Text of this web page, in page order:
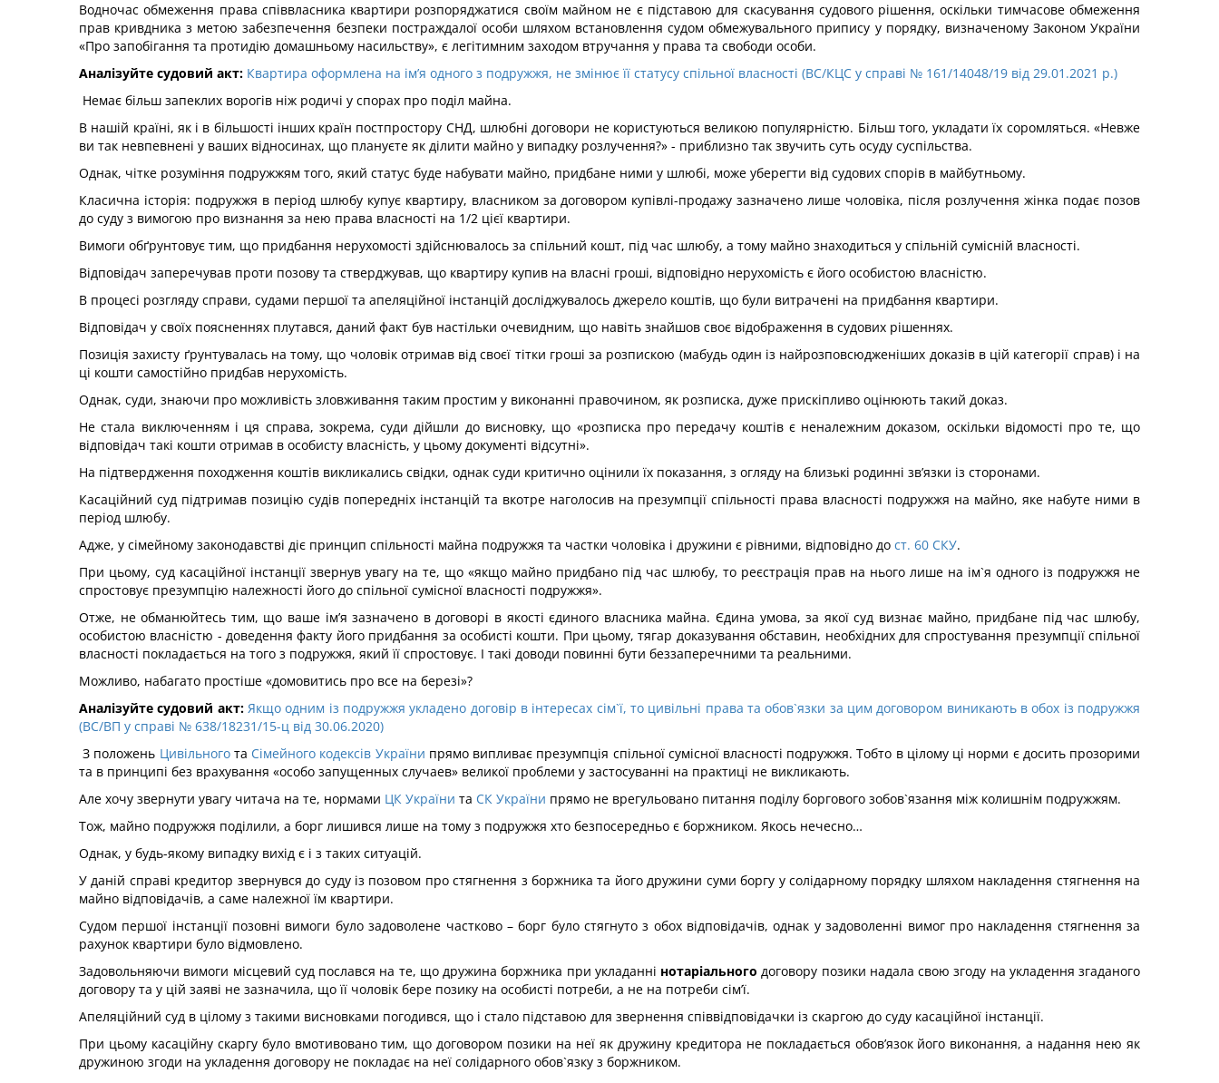
Водночас обмеження права співвласника квартири розпоряджатися своїм майном не є підставою для скасування судового рішення, оскільки тимчасове обмеження
прав кривдника з метою забезпечення безпеки постраждалої особи шляхом встановлення судом обмежувального припису у порядку, визначеному Законом України
«Про запобігання та протидію домашньому насильству», є легітимним заходом втручання у права та свободи особи.
Аналізуйте судовий акт: Квартира оформлена на ім’я одного з подружжя, не змінює її статусу спільної власності (ВС/КЦС у справі № 161/14048/19 від 29.01.2021 р.)
Немає більш запеклих ворогів ніж родичі у спорах про поділ майна.
В нашій країні, як і в більшості інших країн постпростору СНД, шлюбні договори не користуються великою популярністю. Більш того, укладати їх соромляться. «Невже
ви так невпевнені у ваших відносинах, що плануєте як ділити майно у випадку розлучення?» - приблизно так звучить суть осуду суспільства.
Однак, чітке розуміння подружжям того, який статус буде набувати майно, придбане ними у шлюбі, може уберегти від судових спорів в майбутньому.
Класична історія: подружжя в період шлюбу купує квартиру, власником за договором купівлі-продажу зазначено лише чоловіка, після розлучення жінка подає позов
до суду з вимогою про визнання за нею права власності на 1/2 цієї квартири.
Вимоги обґрунтовує тим, що придбання нерухомості здійснювалось за спільний кошт, під час шлюбу, а тому майно знаходиться у спільній сумісній власності.
Відповідач заперечував проти позову та стверджував, що квартиру купив на власні гроші, відповідно нерухомість є його особистою власністю.
В процесі розгляду справи, судами першої та апеляційної інстанцій досліджувалось джерело коштів, що були витрачені на придбання квартири.
Відповідач у своїх поясненнях плутався, даний факт був настільки очевидним, що навіть знайшов своє відображення в судових рішеннях.
Позиція захисту ґрунтувалась на тому, що чоловік отримав від своєї тітки гроші за розпискою (мабудь один із найрозповсюдженіших доказів в цій категорії справ) і на
ці кошти самостійно придбав нерухомість.
Однак, суди, знаючи про можливість зловживання таким простим у виконанні правочином, як розписка, дуже прискіпливо оцінюють такий доказ.
Не стала виключенням і ця справа, зокрема, суди дійшли до висновку, що «розписка про передачу коштів є неналежним доказом, оскільки відомості про те, що
відповідач такі кошти отримав в особисту власність, у цьому документі відсутні».
На підтвердження походження коштів викликались свідки, однак суди критично оцінили їх показання, з огляду на близькі родинні зв’язки із сторонами.
Касаційний суд підтримав позицію судів попередніх інстанцій та вкотре наголосив на презумпції спільності права власності подружжя на майно, яке набуте ними в
період шлюбу.
Адже, у сімейному законодавстві діє принцип спільності майна подружжя та частки чоловіка і дружини є рівними, відповідно до ст. 60 СКУ.
При цьому, суд касаційної інстанції звернув увагу на те, що «якщо майно придбано під час шлюбу, то реєстрація прав на нього лише на ім`я одного із подружжя не
спростовує презумпцію належності його до спільної сумісної власності подружжя».
Отже, не обманюйтесь тим, що ваше ім’я зазначено в договорі в якості єдиного власника майна. Єдина умова, за якої суд визнає майно, придбане під час шлюбу,
особистою власністю - доведення факту його придбання за особисті кошти. При цьому, тягар доказування обставин, необхідних для спростування презумпції спільної
власності покладається на того з подружжя, який її спростовує. І такі доводи повинні бути беззаперечними та реальними.
Можливо, набагато простіше «домовитись про все на березі»?
Аналізуйте судовий акт: Якщо одним із подружжя укладено договір в інтересах сім`ї, то цивільні права та обов`язки за цим договором виникають в обох із подружжя
(ВС/ВП у справі № 638/18231/15-ц від 30.06.2020)
З положень Цивільногота Сімейного кодексів України прямо випливає презумпція спільної сумісної власності подружжя. Тобто в цілому ці норми є досить прозорими
та в принципі без врахування «особо запущенных случаев» великої проблеми у застосуванні на практиці не викликають.
Але хочу звернути увагу читача на те, нормами ЦК України та СК України прямо не врегульовано питання поділу боргового зобов`язання між колишнім подружжям.
Тож, майно подружжя поділили, а борг лишився лише на тому з подружжя хто безпосередньо є боржником. Якось нечесно…
Однак, у будь-якому випадку вихід є і з таких ситуацій.
У даній справі кредитор звернувся до суду із позовом про стягнення з боржника та його дружини суми боргу у солідарному порядку шляхом накладення стягнення на
майно відповідачів, а саме належної їм квартири.
Судом першої інстанції позовні вимоги було задоволене частково – борг було стягнуто з обох відповідачів, однак у задоволенні вимог про накладення стягнення за
рахунок квартири було відмовлено.
Задовольняючи вимоги місцевий суд послався на те, що дружина боржника при укладанні нотаріального договору позики надала свою згоду на укладення згаданого
договору та у цій заяві не зазначила, що її чоловік бере позику на особисті потреби, а не на потреби сім’ї.
Апеляційний суд в цілому з такими висновками погодився, що і стало підставою для звернення співвідповідачки із скаргою до суду касаційної інстанції.
При цьому касаційну скаргу було вмотивовано тим, що договором позики на неї як дружину кредитора не покладається обов’язок його виконання, а надання нею як
дружиною згоди на укладення договору не покладає на неї солідарного обов`язку з боржником.